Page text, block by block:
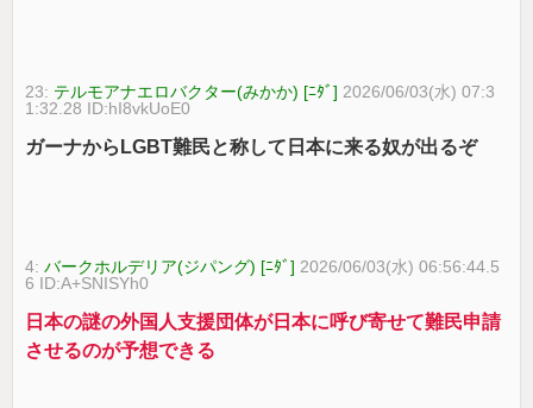
23: テルモアナエロバクター(みかか) [ﾆﾀﾞ] 2026/06/03(水) 07:3
1:32.28 ID:hI8vkUoE0
ガーナからLGBT難民と称して日本に来る奴が出るぞ
4:バークホルデリア(ジパング) [ﾆﾀﾞ] 2026/06/03(水) 06:56:44.5
6 ID:A+SNISYh0
日本の謎の外国人支援団体が日本に呼び寄せて難民申請
させるのが予想できる